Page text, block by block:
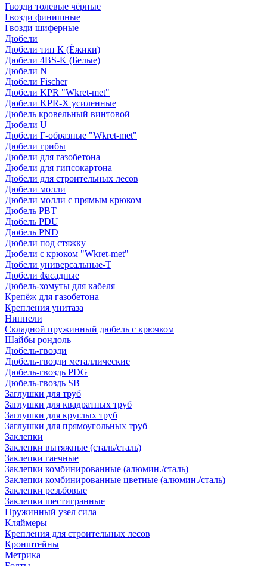
Гвозди толевые чёрные
Гвозди финишные
Гвозди шиферные
Дюбели
Дюбели тип К (Ёжики)
Дюбели 4BS-K (Белые)
Дюбели N
Дюбели Fischer
Дюбели KPR "Wkret-met"
Дюбели KPR-Х усиленные
Дюбель кровельный винтовой
Дюбели U
Дюбели Г-образные "Wkret-met"
Дюбели грибы
Дюбели для газобетона
Дюбели для гипсокартона
Дюбели для строительных лесов
Дюбели молли
Дюбели молли с прямым крюком
Дюбель PBT
Дюбель PDU
Дюбель PND
Дюбели под стяжку
Дюбели с крюком "Wkret-met"
Дюбели универсальные-Т
Дюбели фасадные
Дюбель-хомуты для кабеля
Крепёж для газобетона
Крепления унитаза
Ниппели
Складной пружинный дюбель с крючком
Шайбы рондоль
Дюбель-гвозди
Дюбель-гвозди металлические
Дюбель-гвоздь PDG
Дюбель-гвоздь SB
Заглушки для труб
Заглушки для квадратных труб
Заглушки для круглых труб
Заглушки для прямоугольных труб
Заклепки
Заклепки вытяжные (сталь/сталь)
Заклепки гаечные
Заклепки комбинированные (алюмин./сталь)
Заклепки комбинированные цветные (алюмин./сталь)
Заклепки резьбовые
Заклепки шестигранные
Пружинный узел сила
Кляймеры
Крепления для строительных лесов
Кронштейны
Метрика